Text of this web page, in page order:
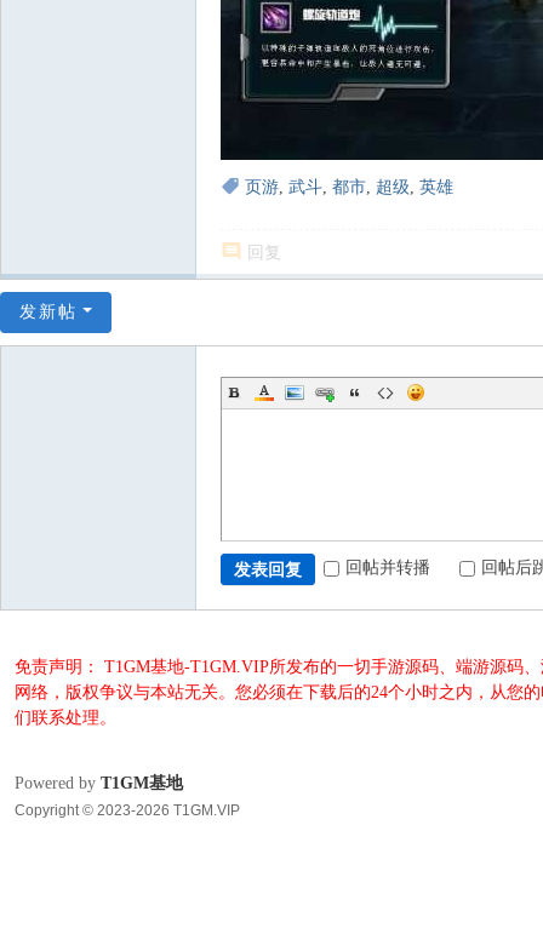
页游, 武斗, 都市, 超级, 英雄
回复
发新帖
发表回复 回帖并转播 回帖后
免责声明： T1GM基地-T1GM.VIP所发布的一切手游源码、端游源码
网络，版权争议与本站无关。您必须在下载后的24个小时之内，从您
们联系处理。
Powered by T1GM基地
Copyright © 2023-2026 T1GM.VIP